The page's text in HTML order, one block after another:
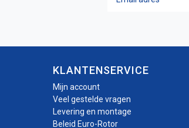
KLANTENSERVICE
Mijn account
Veel gestelde vragen
Levering en montage
Beleid Euro-Rotor